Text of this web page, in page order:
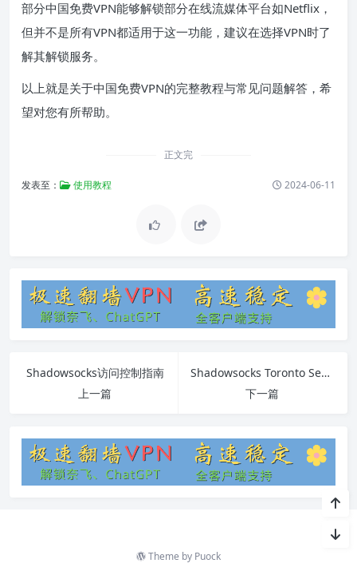
部分中国免费VPN能够解锁部分在线流媒体平台如Netflix，
但并不是所有VPN都适用于这一功能，建议在选择VPN时了
解其解锁服务。
以上就是关于中国免费VPN的完整教程与常见问题解答，希
望对您有所帮助。
正文完
发表至： 使用教程 2024-06-11
Shadowsocks访问控制指南
上一篇
Shadowsocks Toronto Server指南
下一篇
Theme by Puock